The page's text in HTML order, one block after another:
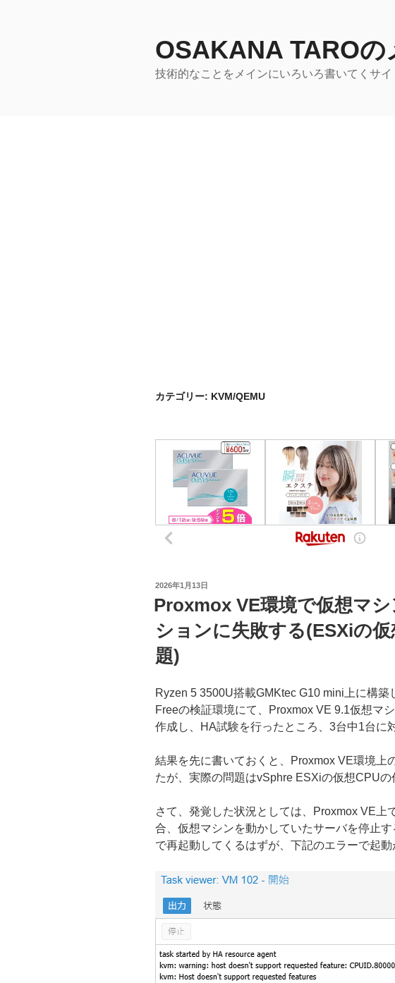
OSAKANA TAROの
技術的なことをメインにいろいろ書いてくサイ
カテゴリー: KVM/QEMU
投
日:
2026年1月13日
Proxmox VE環境で仮想マ
ションに失敗する(ESXiの
題)
Ryzen 5 3500U搭載GMKtec G10 mini上に構築
Freeの検証環境にて、Proxmox VE 9.1仮想マ
作成し、HA試験を行ったところ、3台中1台に
結果を先に書いておくと、Proxmox VE環境上
たが、実際の問題はvSphre ESXiの仮想CPUの
さて、発覚した状況としては、Proxmox VE上
合、仮想マシンを動かしていたサーバを停止
で再起動してくるはずが、下記のエラーで起動